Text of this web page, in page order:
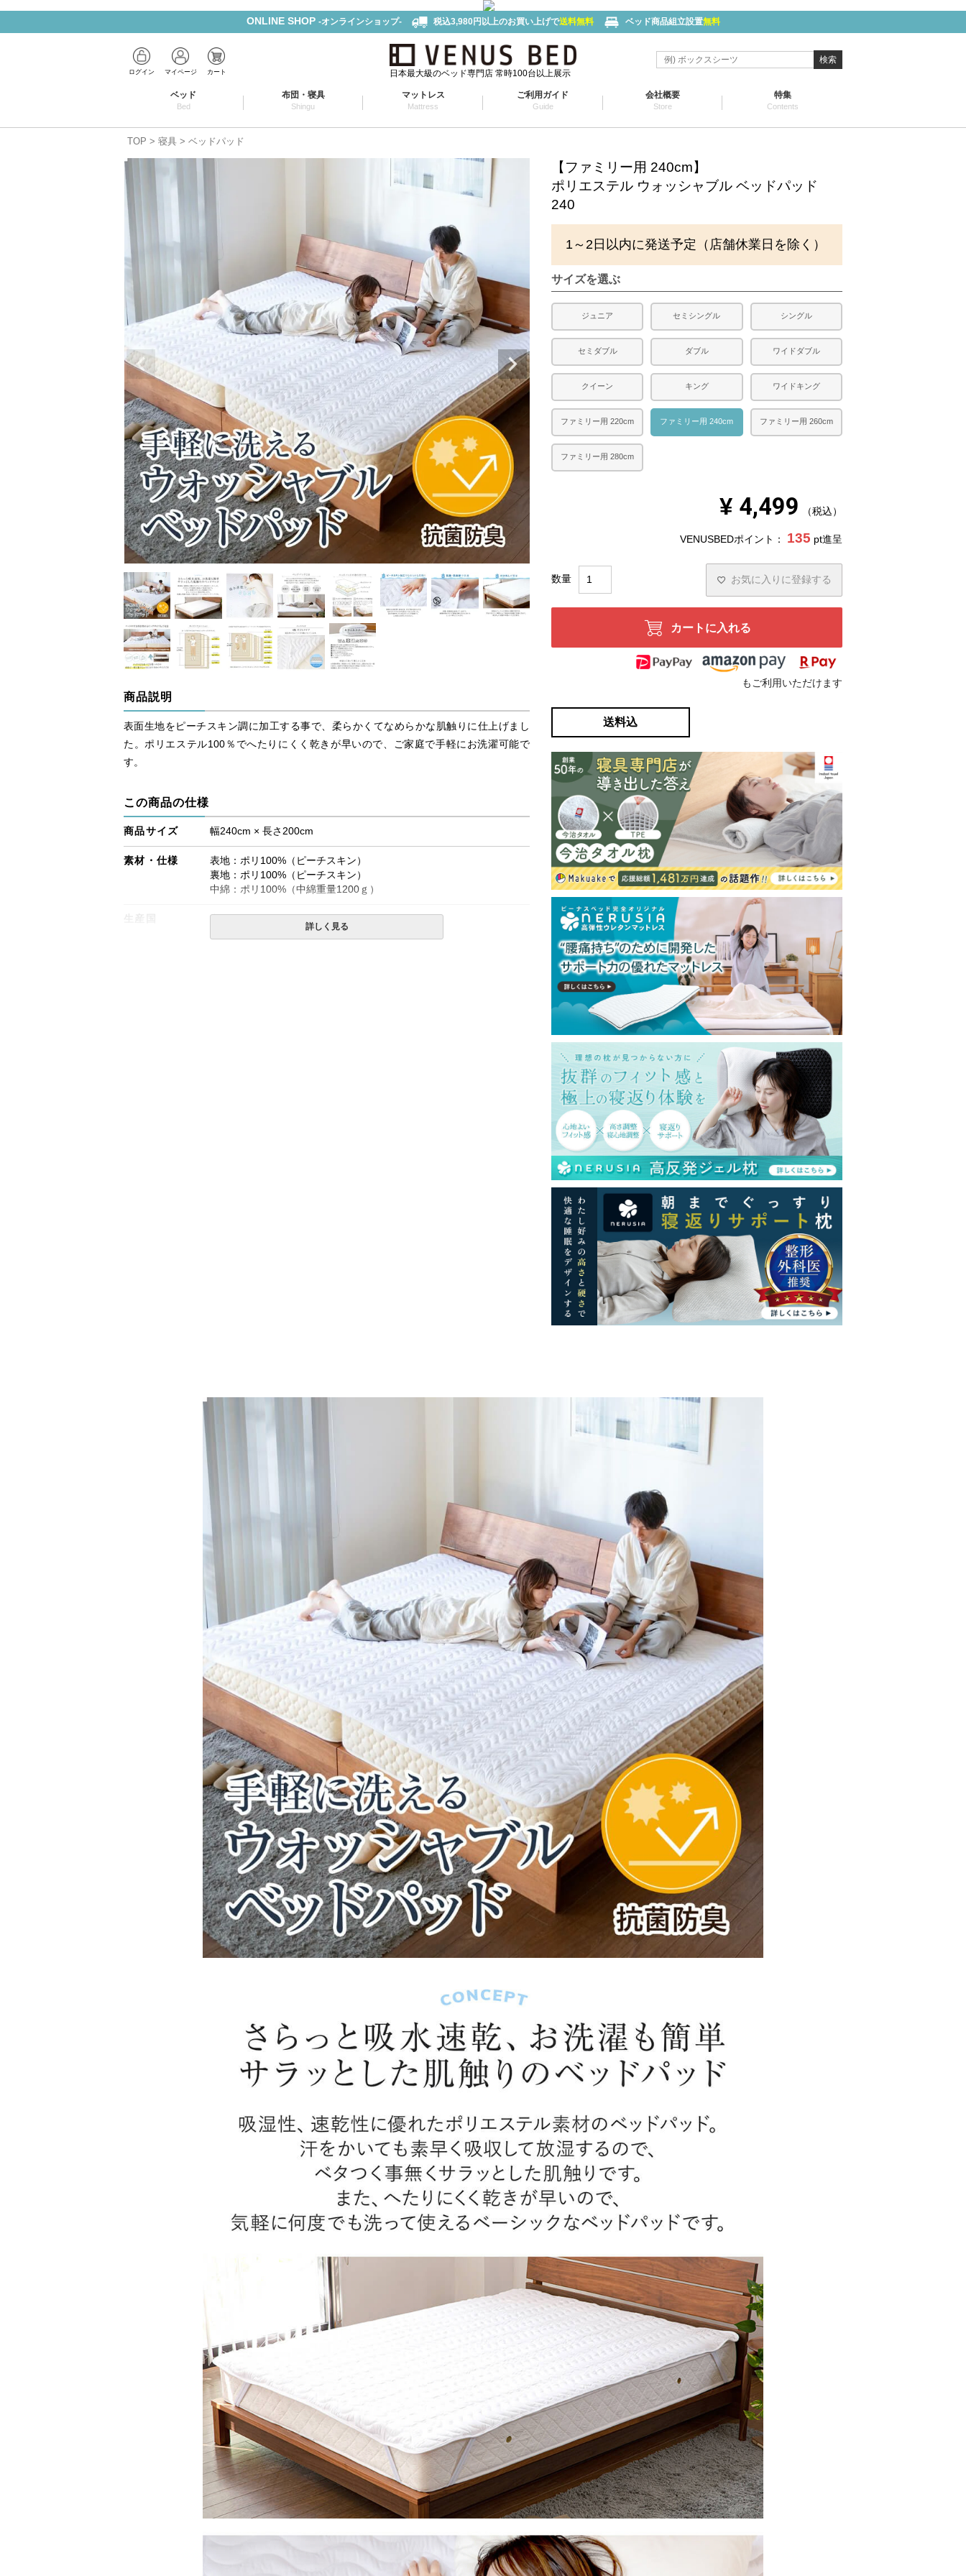
ONLINE SHOP -オンラインショップ- 税込3,980円以上のお買い上げで送料無料 ベッド商品組立設置無料
ログイン マイページ カート 日本最大級のベッド専門店 常時100台以上展示
検索
ベッド
Bed
布団・寝具
Shingu
マットレス
Mattress
ご利用ガイド
Guide
会社概要
Store
特集
Contents
TOP 寝具 ベッドパッド
商品説明
表面生地をピーチスキン調に加工する事で、柔らかくてなめらかな肌触りに仕上げまし
た。ポリエステル100％でへたりにくく乾きが早いので、ご家庭で手軽にお洗濯可能で
す。
この商品の仕様
商品サイズ 幅240cm × 長さ200cm
素材・仕様
表地：ポリ100%（ピーチスキン）
裏地：ポリ100%（ピーチスキン）
中綿：ポリ100%（中綿重量1200ｇ）
中国
詳しく見る
【ファミリー用 240cm】
ポリエステル ウォッシャブル ベッドパッド
240
1～2日以内に発送予定（店舗休業日を除く）
サイズを選ぶ
ジュニア セミシングル シングル
セミダブル ダブル ワイドダブル
クイーン キング ワイドキング
ファミリー用 220cm ファミリー用 240cm ファミリー用 260cm
ファミリー用 280cm
¥ 4,499 税込
VENUSBEDポイント： 135 pt進呈
お気に入りに登録する
カートに入れる
もご利用いただけます
送料込